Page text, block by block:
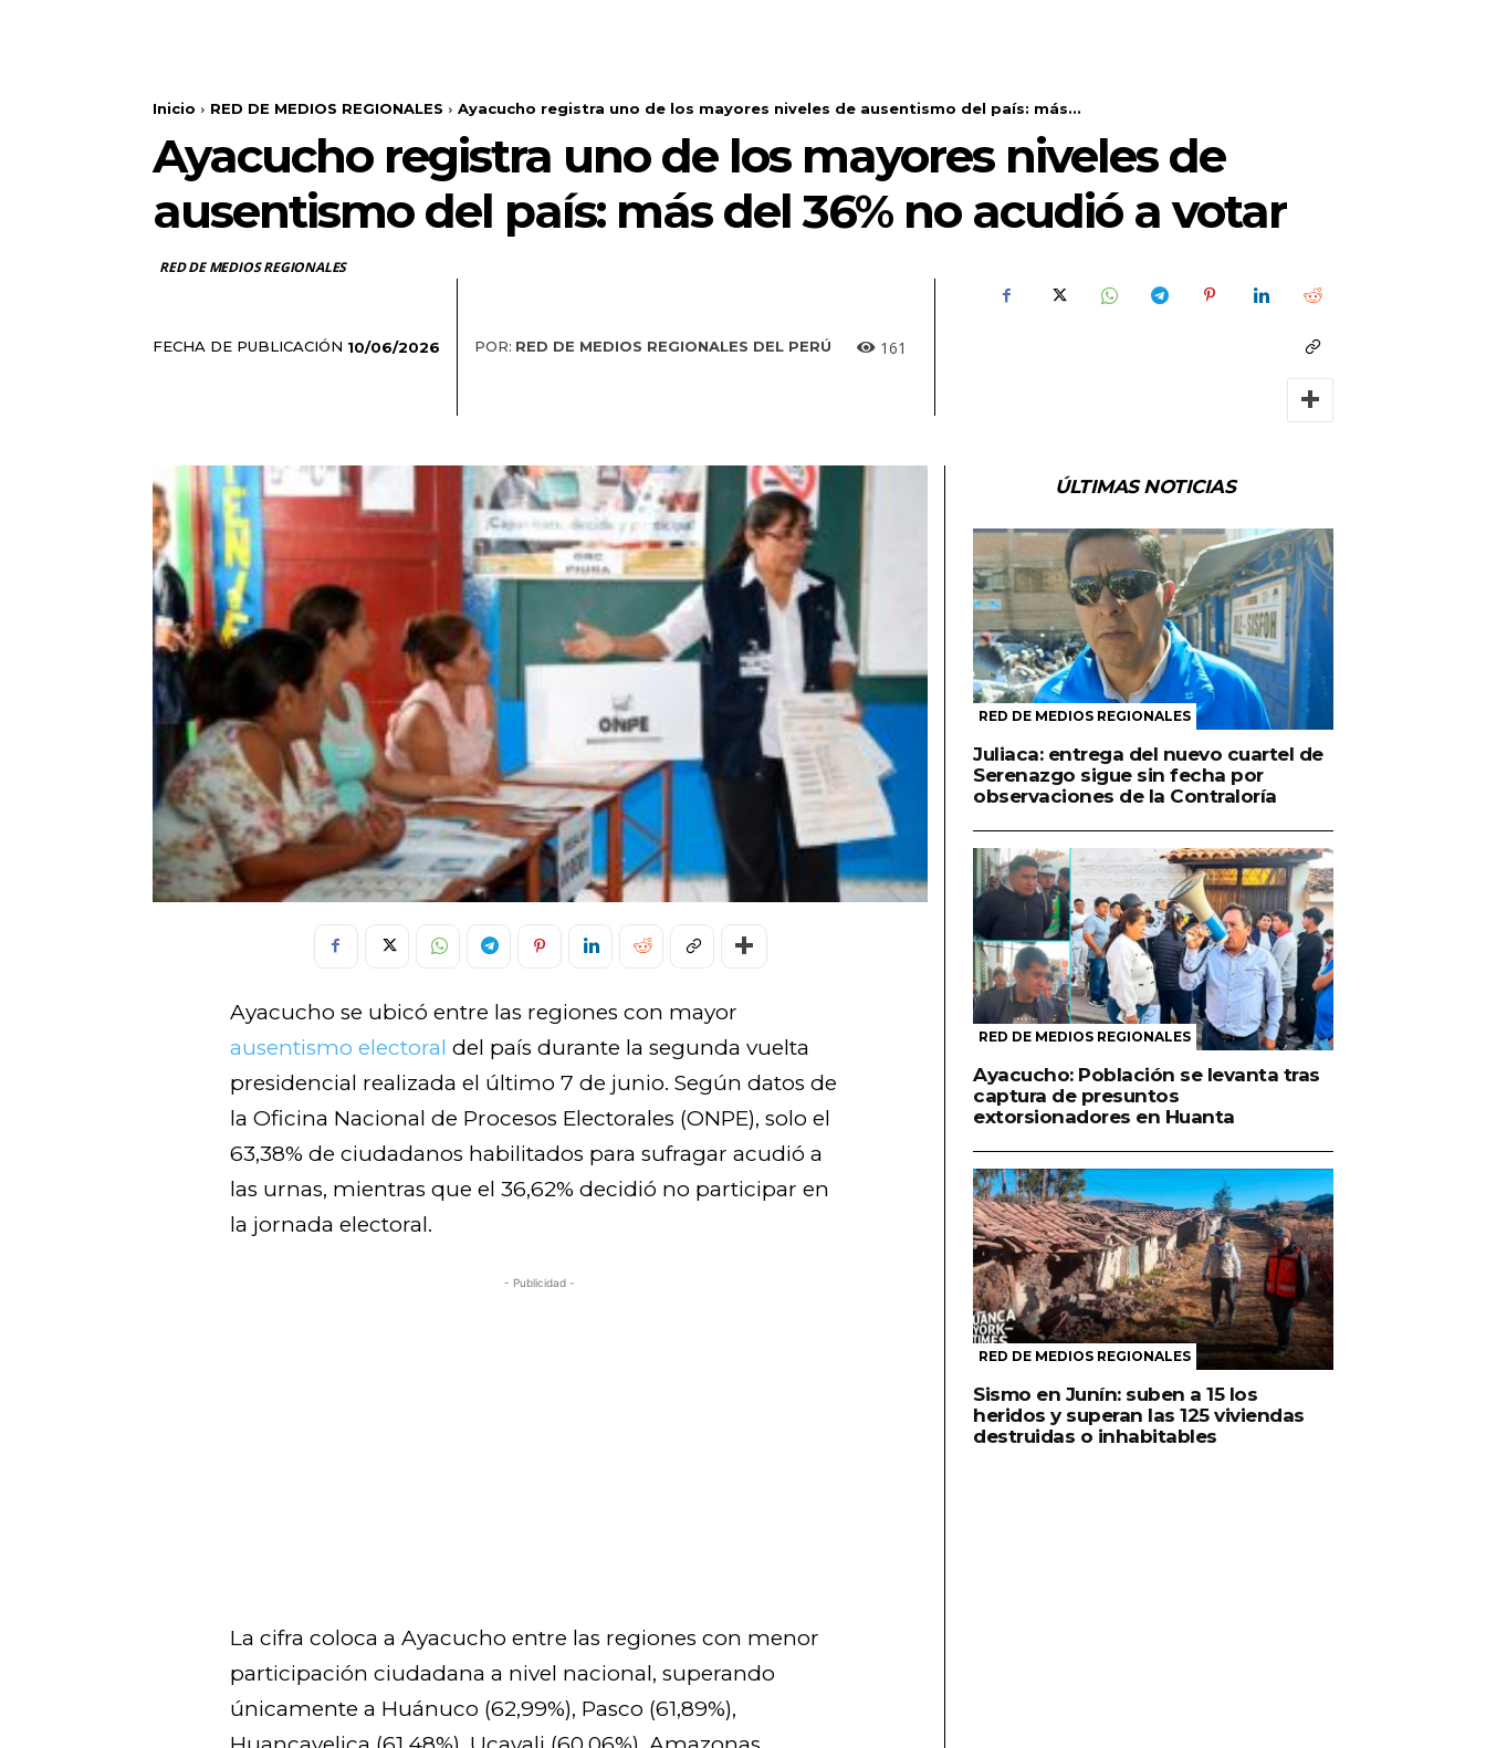
Inicio RED DE MEDIOS REGIONALES Ayacucho registra uno de los mayores niveles de ausentismo del país: más...
Ayacucho registra uno de los mayores niveles de
ausentismo del país: más del 36% no acudió a votar
RED DE MEDIOS REGIONALES
FECHA DE PUBLICACIÓN 10/06/2026 POR: RED DE MEDIOS REGIONALES DEL PERÚ 161
Ayacucho se ubicó entre las regiones con mayor
ausentismo electoral del país durante la segunda vuelta
presidencial realizada el último 7 de junio. Según datos de
la Oficina Nacional de Procesos Electorales (ONPE), solo el
63,38% de ciudadanos habilitados para sufragar acudió a
las urnas, mientras que el 36,62% decidió no participar en
la jornada electoral.
- Publicidad -
La cifra coloca a Ayacucho entre las regiones con menor
participación ciudadana a nivel nacional, superando
únicamente a Huánuco (62,99%), Pasco (61,89%),
ÚLTIMAS NOTICIAS
RED DE MEDIOS REGIONALES
Juliaca: entrega del nuevo cuartel de
Serenazgo sigue sin fecha por
observaciones de la Contraloría
RED DE MEDIOS REGIONALES
Ayacucho: Población se levanta tras
captura de presuntos
extorsionadores en Huanta
RED DE MEDIOS REGIONALES
Sismo en Junín: suben a 15 los
heridos y superan las 125 viviendas
destruidas o inhabitables